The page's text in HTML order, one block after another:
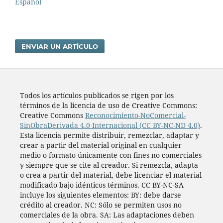
ENVIAR UN ARTÍCULO
Todos los artí­culos publicados se rigen por los
términos de la licencia de uso de Creative Commons:
Creative Commons Reconocimiento-NoComercial-
SinObraDerivada 4.0 Internacional (CC BY-NC-ND 4.0).
Esta licencia permite distribuir, remezclar, adaptar y
crear a partir del material original en cualquier
medio o formato únicamente con fines no comerciales
y siempre que se cite al creador. Si remezcla, adapta
o crea a partir del material, debe licenciar el material
modificado bajo idénticos términos. CC BY-NC-SA
incluye los siguientes elementos: BY: debe darse
crédito al creador. NC: Sólo se permiten usos no
comerciales de la obra. SA: Las adaptaciones deben